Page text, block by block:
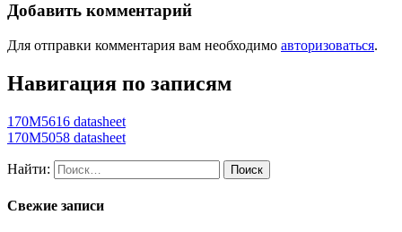
Добавить комментарий
Для отправки комментария вам необходимо авторизоваться.
Навигация по записям
170M5616 datasheet
170M5058 datasheet
Найти:
Свежие записи